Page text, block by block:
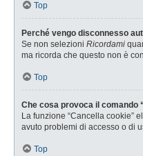
Top
Perché vengo disconnesso
Se non selezioni Ricordami
ma ricorda che questo non è
Top
Che cosa provoca il comando
La funzione “Cancella cookie”
avuto problemi di accesso o di
Top